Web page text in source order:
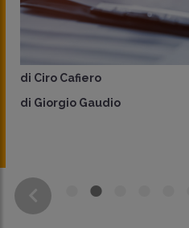
di Ciro Cafiero
di Giorgio Gaudio